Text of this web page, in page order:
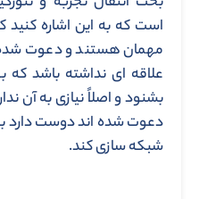
است که به این اشاره
مهمان هستند و دعوت شده
علاقه ای نداشته باشد که
بشنود و اصلاً نیازی به آن
دعوت شده اند دوست دارد
شبکه سازی کند.